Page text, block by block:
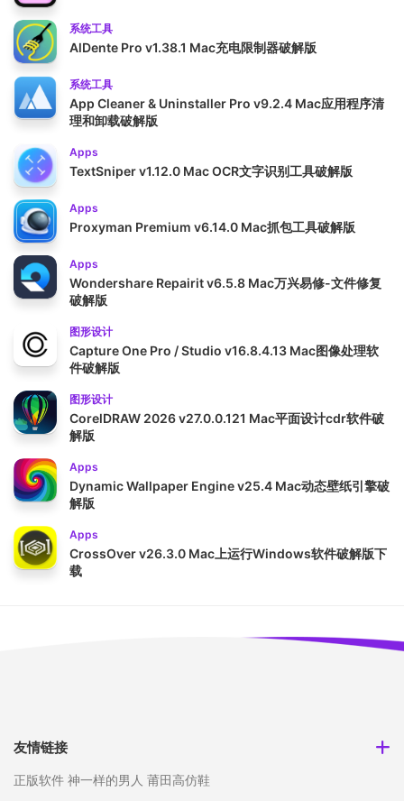
系统工具
AlDente Pro v1.38.1 Mac充电限制器破解版
系统工具
App Cleaner & Uninstaller Pro v9.2.4 Mac应用程序清
理和卸载破解版
Apps
TextSniper v1.12.0 Mac OCR文字识别工具破解版
Apps
Proxyman Premium v6.14.0 Mac抓包工具破解版
Apps
Wondershare Repairit v6.5.8 Mac万兴易修-文件修复
破解版
图形设计
Capture One Pro / Studio v16.8.4.13 Mac图像处理软
件破解版
图形设计
CorelDRAW 2026 v27.0.0.121 Mac平面设计cdr软件破
解版
Apps
Dynamic Wallpaper Engine v25.4 Mac动态壁纸引擎破
解版
Apps
CrossOver v26.3.0 Mac上运行Windows软件破解版下
载
友情链接
正版软件 神一样的男人 莆田高仿鞋